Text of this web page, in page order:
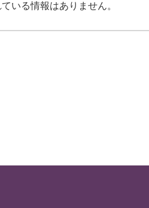
いる情報はありません。